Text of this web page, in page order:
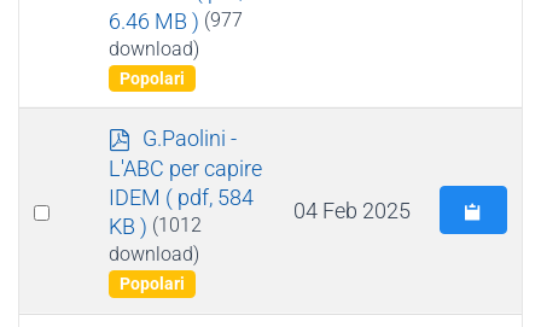
6.46 MB ) (977
download)
Popolari
Select
p
d
f
G.Paolini -
L'ABC per capire
IDEM ( pdf, 584
KB ) (1012
download)
Popolari
04 Feb 2025